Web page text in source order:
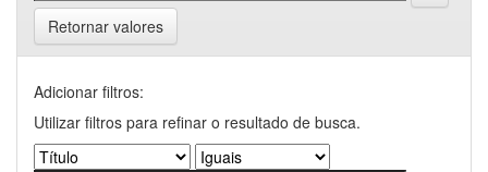
Retornar valores
Adicionar filtros:
Utilizar filtros para refinar o resultado de busca.